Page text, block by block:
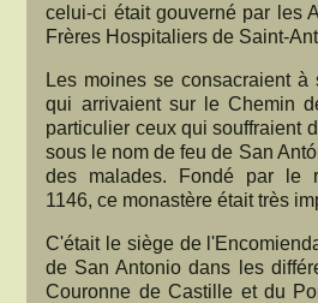
celui-ci était gouverné par les
Frères Hospitaliers de Saint-
Les moines se consacraient à
qui arrivaient sur le Chemin
particulier ceux qui souffraient
sous le nom de feu de San
des malades. Fondé par le
1146, ce monastère était très
C'était le siège de
de San Antonio dans les
Couronne de Castille et du